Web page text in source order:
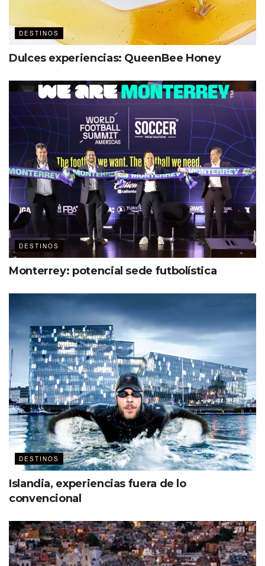
DESTINOS
Dulces experiencias: QueenBee Honey
DESTINOS
Monterrey: potencial sede futbolística
DESTINOS
Islandia, experiencias fuera de lo
convencional